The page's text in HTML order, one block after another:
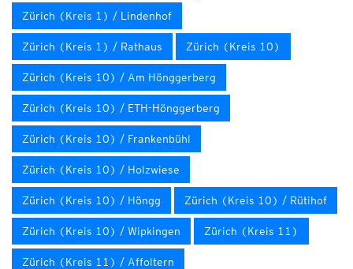
Zürich (Kreis 1) / Lindenhof
Zürich (Kreis 1) / Rathaus Zürich (Kreis 10)
Zürich (Kreis 10) / Am Hönggerberg
Zürich (Kreis 10) / ETH-Hönggerberg
Zürich (Kreis 10) / Frankenbühl
Zürich (Kreis 10) / Holzwiese
Zürich (Kreis 10) / Höngg Zürich (Kreis 10) / Rütihof
Zürich (Kreis 10) / Wipkingen Zürich (Kreis 11)
Zürich (Kreis 11) / Affoltern